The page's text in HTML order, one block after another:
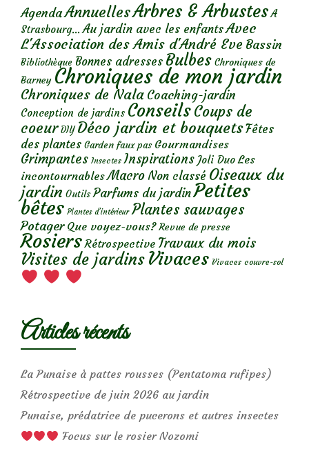
AgendaAnnuellesArbres & Arbustes A
Strasbourg... Au jardin avec les enfantsAvec
L'Association des Amis d'André Eve Bassin
Bibliothèque Bonnes adresses Bulbes Chroniques de
Barney Chroniques de mon jardin
Chroniques de Nala Coaching-jardin
Conception de jardins ConseilsCoups de
coeur DIY Déco jardin et bouquetsFêtes
des plantes Garden faux pas Gourmandises
Grimpantes Insectes Inspirations Joli Duo Les
incontournables Macro Non classé Oiseaux du
jardin Outils Parfums du jardinPetites
bêtes Plantes d’intérieur Plantes sauvages
Potager Que voyez-vous? Revue de presse
Rosiers Rétrospective Travaux du mois
Visites de jardins Vivaces Vivaces couvre-sol
Articles récents
La Punaise à pattes rousses (Pentatoma rufipes)
Rétrospective de juin 2026 au jardin
Punaise, prédatrice de pucerons et autres insectes
Focus sur le rosier Nozomi